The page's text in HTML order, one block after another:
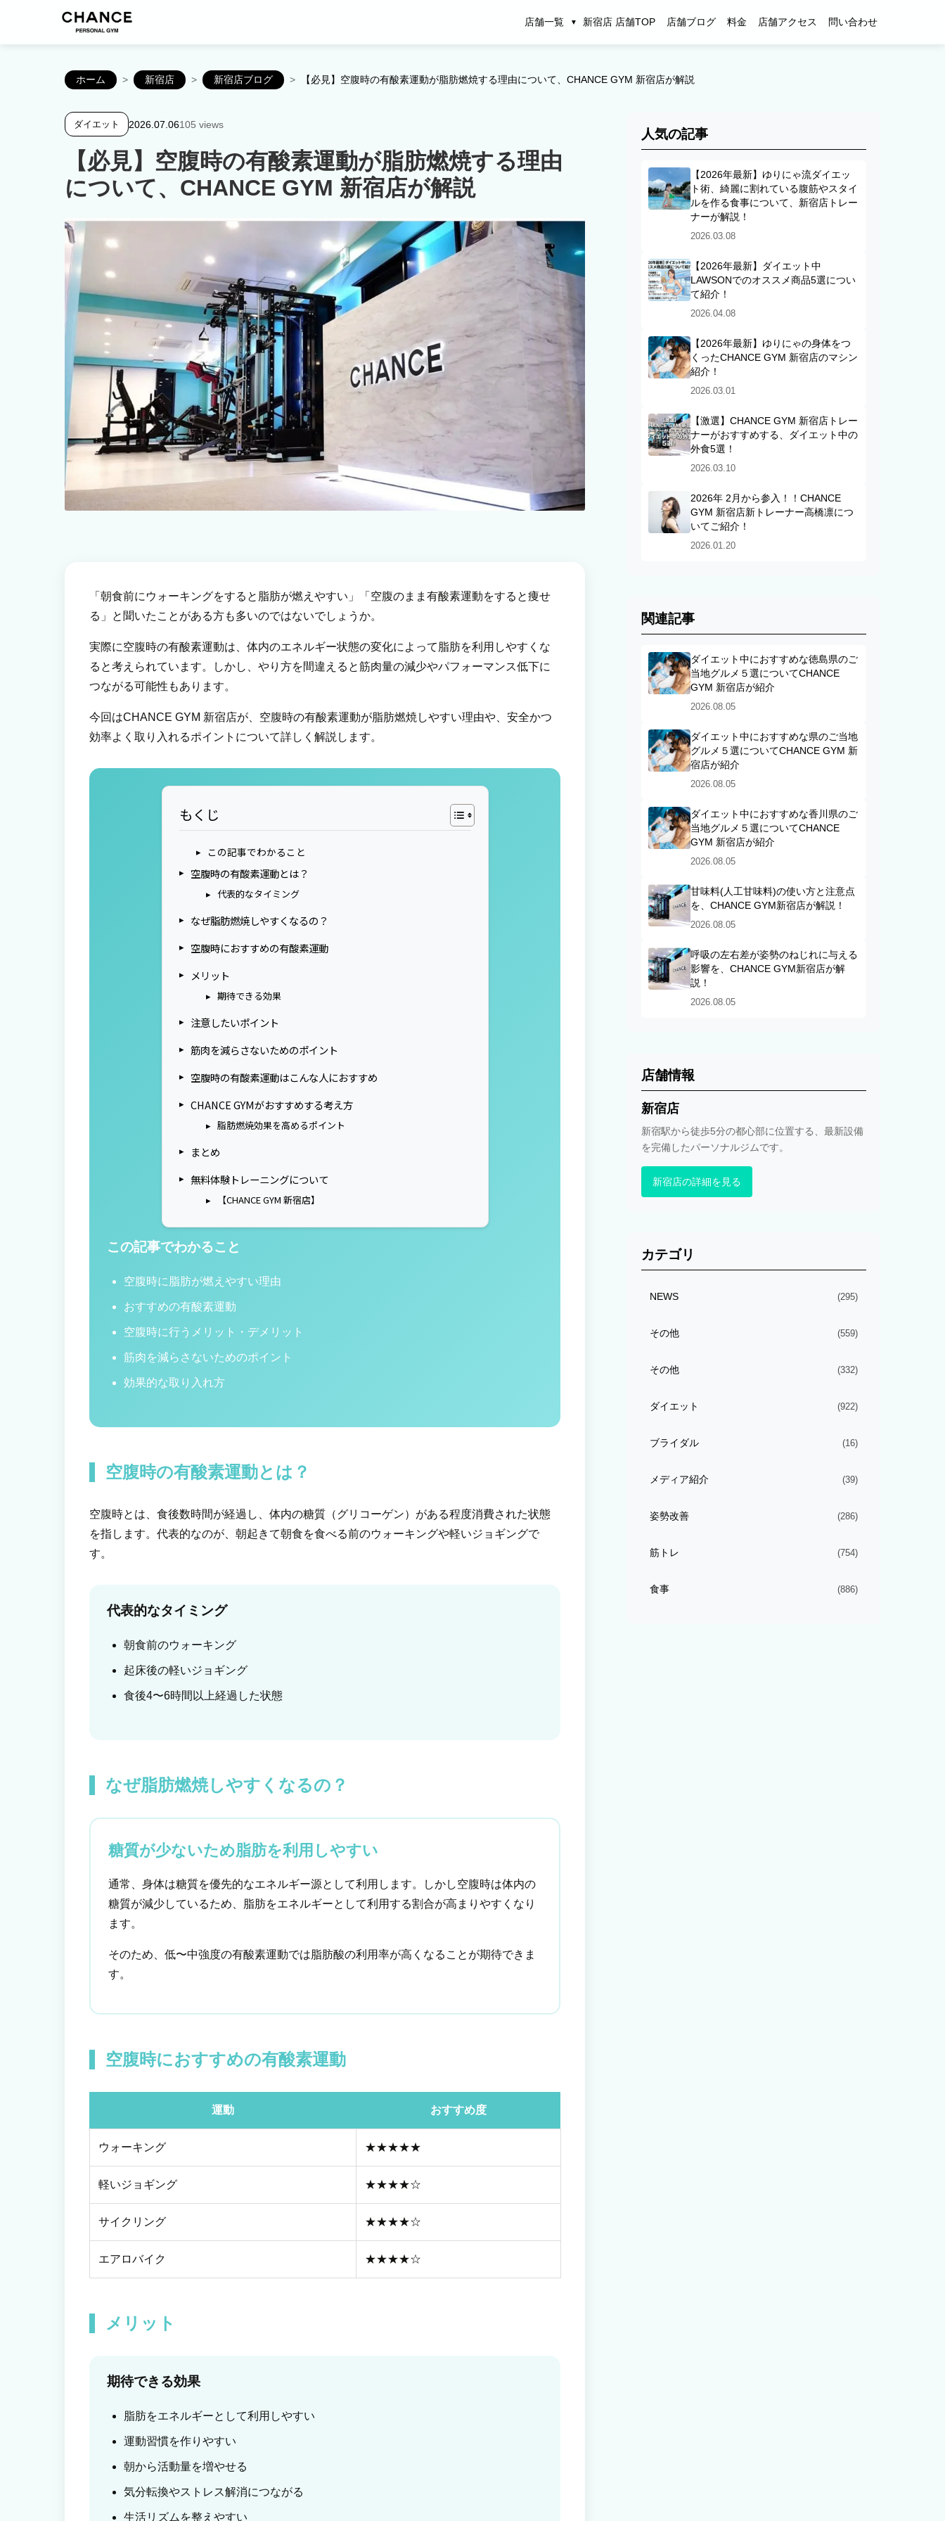
店舗一覧 新宿店 店舗TOP 店舗ブログ 料金 店舗アクセス 問い合わせ
ホーム > 新宿店 > 新宿店ブログ > 【必見】空腹時の有酸素運動が脂肪燃焼する理由について、CHANCE GYM 新宿店が解説
ダイエット 2026.07.06105 views
【必見】空腹時の有酸素運動が脂肪燃焼する理由
について、CHANCE GYM 新宿店が解説
「朝食前にウォーキングをすると脂肪が燃えやすい」「空腹のまま有酸素運動をすると痩せ
る」と聞いたことがある方も多いのではないでしょうか。
実際に空腹時の有酸素運動は、体内のエネルギー状態の変化によって脂肪を利用しやすくな
ると考えられています。しかし、やり方を間違えると筋肉量の減少やパフォーマンス低下に
つながる可能性もあります。
今回はCHANCE GYM 新宿店が、空腹時の有酸素運動が脂肪燃焼しやすい理由や、安全かつ
効率よく取り入れるポイントについて詳しく解説します。
もくじ
この記事でわかること
空腹時の有酸素運動とは？
代表的なタイミング
なぜ脂肪燃焼しやすくなるの？
空腹時におすすめの有酸素運動
メリット
期待できる効果
注意したいポイント
筋肉を減らさないためのポイント
空腹時の有酸素運動はこんな人におすすめ
CHANCE GYMがおすすめする考え方
脂肪燃焼効果を高めるポイント
まとめ
無料体験トレーニングについて
【CHANCE GYM 新宿店】
この記事でわかること
空腹時に脂肪が燃えやすい理由
おすすめの有酸素運動
空腹時に行うメリット・デメリット
筋肉を減らさないためのポイント
効果的な取り入れ方
空腹時の有酸素運動とは？
空腹時とは、食後数時間が経過し、体内の糖質（グリコーゲン）がある程度消費された状態
を指します。代表的なのが、朝起きて朝食を食べる前のウォーキングや軽いジョギングで
す。
代表的なタイミング
朝食前のウォーキング
起床後の軽いジョギング
食後4〜6時間以上経過した状態
なぜ脂肪燃焼しやすくなるの？
糖質が少ないため脂肪を利用しやすい
通常、身体は糖質を優先的なエネルギー源として利用します。しかし空腹時は体内の
糖質が減少しているため、脂肪をエネルギーとして利用する割合が高まりやすくなり
ます。
そのため、低〜中強度の有酸素運動では脂肪酸の利用率が高くなることが期待できま
す。
空腹時におすすめの有酸素運動
運動 おすすめ度
ウォーキング ★★★★★
軽いジョギング ★★★★☆
サイクリング ★★★★☆
エアロバイク ★★★★☆
メリット
期待できる効果
脂肪をエネルギーとして利用しやすい
運動習慣を作りやすい
朝から活動量を増やせる
気分転換やストレス解消につながる
生活リズムを整えやすい
人気の記事
【2026年最新】ゆりにゃ流ダイエッ
ト術、綺麗に割れている腹筋やスタイ
ルを作る食事について、新宿店トレー
ナーが解説！
2026.03.08
【2026年最新】ダイエット中
LAWSONでのオススメ商品5選につい
て紹介！
2026.04.08
【2026年最新】ゆりにゃの身体をつ
くったCHANCE GYM 新宿店のマシン
紹介！
2026.03.01
【激選】CHANCE GYM 新宿店トレー
ナーがおすすめする、ダイエット中の
外食5選！
2026.03.10
2026年 2月から参入！！CHANCE
GYM 新宿店新トレーナー高橋凛につ
いてご紹介！
2026.01.20
関連記事
ダイエット中におすすめな徳島県のご
当地グルメ５選についてCHANCE
GYM 新宿店が紹介
2026.08.05
ダイエット中におすすめな県のご当地
グルメ５選についてCHANCE GYM 新
宿店が紹介
2026.08.05
ダイエット中におすすめな香川県のご
当地グルメ５選についてCHANCE
GYM 新宿店が紹介
2026.08.05
甘味料(人工甘味料)の使い方と注意点
を、CHANCE GYM新宿店が解説！
2026.08.05
呼吸の左右差が姿勢のねじれに与える
影響を、CHANCE GYM新宿店が解
説！
2026.08.05
店舗情報
新宿店
新宿駅から徒歩5分の都心部に位置する、最新設備
を完備したパーソナルジムです。
新宿店の詳細を見る
カテゴリ
NEWS (295)
その他 (559)
その他 (332)
ダイエット (922)
ブライダル (16)
メディア紹介 (39)
姿勢改善 (286)
筋トレ (754)
食事 (886)